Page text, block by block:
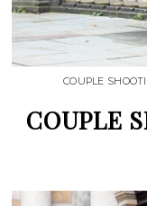
COUPLE
COUPLE